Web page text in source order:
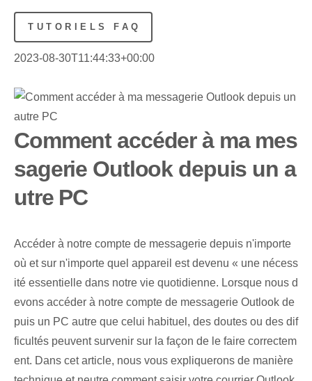
TUTORIELS FAQ
2023-08-30T11:44:33+00:00
Comment accéder à ma mes
sagerie Outlook depuis un a
utre PC
Accéder à notre compte de messagerie⁤ depuis n'importe
où et sur n'importe quel appareil est devenu « une nécess
ité essentielle dans notre vie quotidienne. Lorsque nous d
evons accéder à notre compte de messagerie Outlook de
puis un PC autre que celui habituel, des doutes ou des dif
ficultés peuvent survenir sur la façon de le faire correctem
ent. Dans cet article, nous vous expliquerons de manière